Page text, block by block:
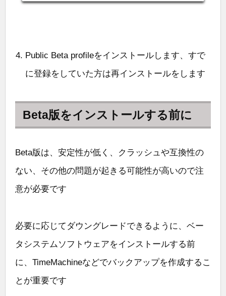
Public Beta profileをインストールします、すで
に登録をしていた方は再インストールをします
Beta版をインストールする前に
Beta版は、安定性が低く、クラッシュや互換性の
ない、その他の問題が起きる可能性が高いので注
意が必要です
必要に応じてダウングレードできるように、ベー
タシステムソフトウェアをインストールする前
に、TimeMachineなどでバックアップを作成するこ
とが重要です